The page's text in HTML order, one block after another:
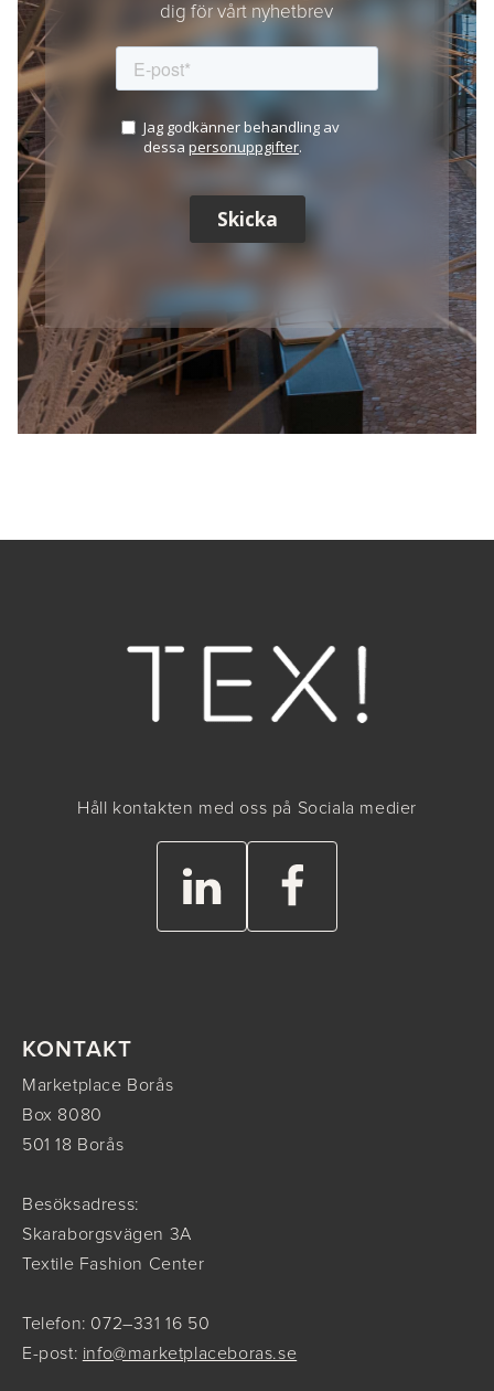
dig för vårt nyhetbrev
Håll kontakten med oss på Sociala medier
KONTAKT
Marketplace Borås
Box 8080
501 18 Borås
Besöksadress:
Skaraborgsvägen 3A
Textile Fashion Center
Telefon: 072–331 16 50
E-post: info@marketplaceboras.se